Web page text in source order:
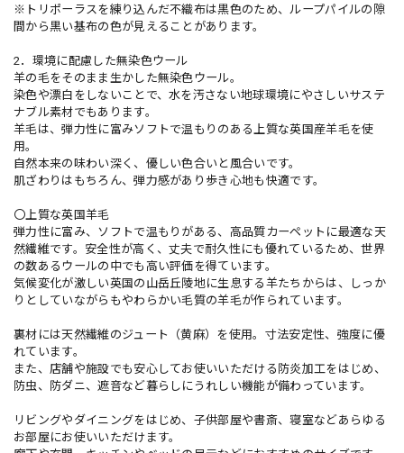
※トリポーラスを練り込んだ不織布は黒色のため、ループパイルの隙
間から黒い基布の色が見えることがあります。
2．環境に配慮した無染色ウール
羊の毛をそのまま生かした無染色ウール。
染色や漂白をしないことで、水を汚さない地球環境にやさしいサステ
ナブル素材でもあります。
羊毛は、弾力性に富みソフトで温もりのある上質な英国産羊毛を使
用。
自然本来の味わい深く、優しい色合いと風合いです。
肌ざわりはもちろん、弾力感があり歩き心地も快適です。
〇上質な英国羊毛
弾力性に富み、ソフトで温もりがある、高品質カーペットに最適な天
然繊維です。安全性が高く、丈夫で耐久性にも優れているため、世界
の数あるウールの中でも高い評価を得ています。
気候変化が激しい英国の山岳丘陵地に生息する羊たちからは、しっか
りとしていながらもやわらかい毛質の羊毛が作られています。
裏材には天然繊維のジュート（黄麻）を使用。寸法安定性、強度に優
れています。
また、店舗や施設でも安心してお使いいただける防炎加工をはじめ、
防虫、防ダニ、遮音など暮らしにうれしい機能が備わっています。
リビングやダイニングをはじめ、子供部屋や書斎、寝室などあらゆる
お部屋にお使いいただけます。